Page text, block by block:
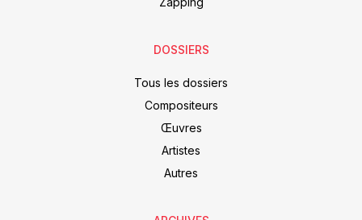
DOSSIERS
Tous les dossiers
Compositeurs
Œuvres
Artistes
Autres